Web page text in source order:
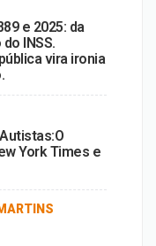
e 2025: da
INSS.
vira ironia
York Times e